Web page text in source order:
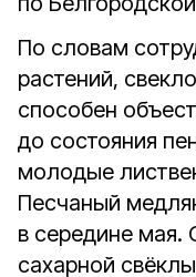
По словам
растений,
способен
до состояния
молодые
Песчаный
в середине
сахарной